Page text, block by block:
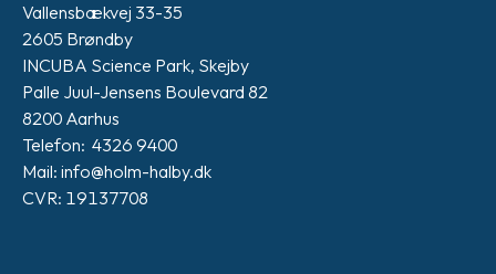
Vallensbækvej 33-35
2605 Brøndby
INCUBA Science Park, Skejby
Palle Juul-Jensens Boulevard 82
8200 Aarhus
Telefon: 4326 9400
Mail: info@holm-halby.dk
CVR: 19137708